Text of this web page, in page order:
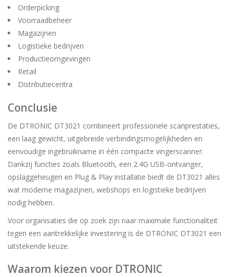
Orderpicking
Voorraadbeheer
Magazijnen
Logistieke bedrijven
Productieomgevingen
Retail
Distributiecentra
Conclusie
De DTRONIC DT3021 combineert professionele scanprestaties,
een laag gewicht, uitgebreide verbindingsmogelijkheden en
eenvoudige ingebruikname in één compacte vingerscanner.
Dankzij functies zoals Bluetooth, een 2.4G USB-ontvanger,
opslaggeheugen en Plug & Play installatie biedt de DT3021 alles
wat moderne magazijnen, webshops en logistieke bedrijven
nodig hebben.
Voor organisaties die op zoek zijn naar maximale functionaliteit
tegen een aantrekkelijke investering is de DTRONIC DT3021 een
uitstekende keuze.
Waarom kiezen voor DTRONIC